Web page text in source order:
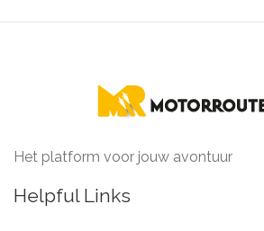
Het platform voor jouw avontuur
Helpful Links